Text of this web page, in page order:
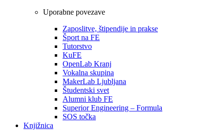
Uporabne povezave
Zaposlitve, štipendije in prakse
Šport na FE
Tutorstvo
KuFE
OpenLab Kranj
Vokalna skupina
MakerLab Ljubljana
Študentski svet
Alumni klub FE
Superior Engineering – Formula
SOS točka
Knjižnica